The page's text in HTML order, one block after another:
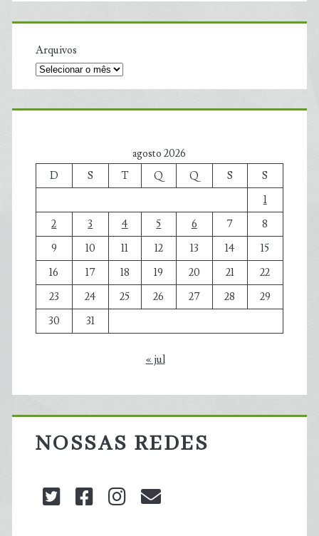
Arquivos
agosto 2026
D
S T Q Q S
S
1
2
3 4 5 6 7
8
9
10 11 12 13 14
15
16
17 18 19 20 21
22
23
24 25 26 27 28
29
30
31
« jul
NOSSAS REDES
twitterfacebookinstagram